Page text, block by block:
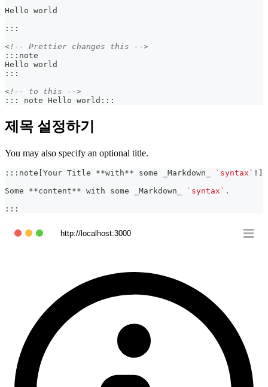
Hello world
:::
<!-- Prettier changes this -->
:::note
Hello world
:::
<!-- to this -->
::: note Hello world:::
제목 설정하기
You may also specify an optional title.
:::note[Your Title **with** some Markdown `syntax` !]
Some **content** with some Markdown `syntax` .
:::
http://localhost:3000